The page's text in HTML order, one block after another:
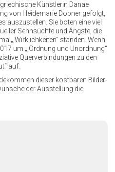
griechische Künstlerin Danae
von Heidemarie Dobner gefolgt,
auszustellen. Sie boten eine viel
Sehnsüchte und Ängste, die
„,Wirklichkeiten“ standen. Wenn
um „,Ordnung und Unordnung“
Querverbindungen zu den
auf.
dieser kostbaren Bilder-
der Ausstellung die